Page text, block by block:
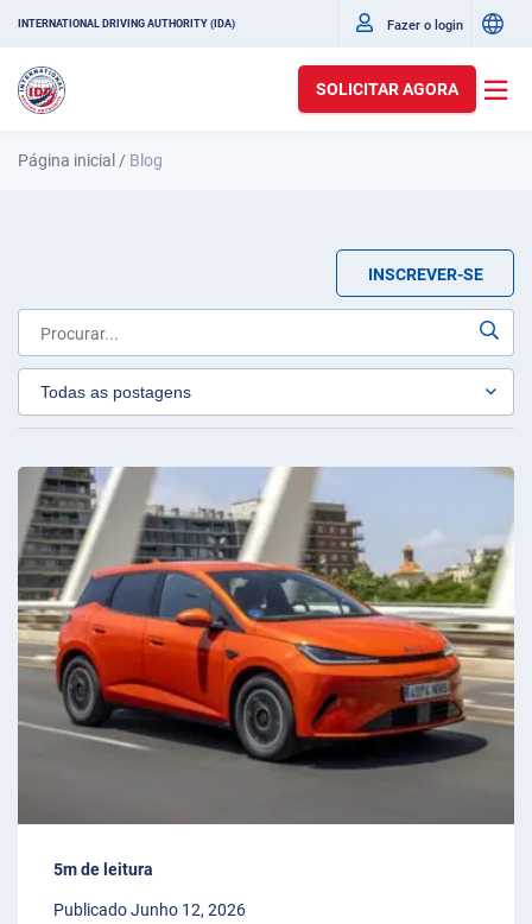
INTERNATIONAL DRIVING AUTHORITY (IDA) Fazer o login
SOLICITAR AGORA
Página inicial / Blog
INSCREVER-SE
5m de leitura
Publicado Junho 12, 2026